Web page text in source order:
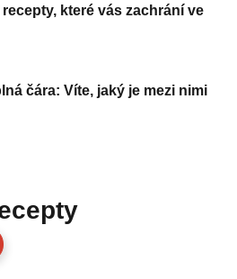
které vás zachrání ve
čára: Víte, jaký je mezi nimi